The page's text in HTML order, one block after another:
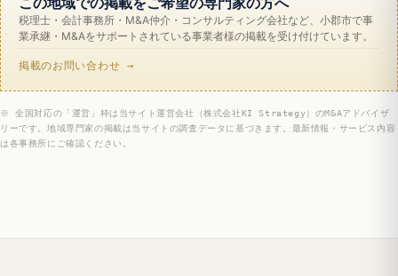
税理士・会計事務所・M&A仲介・コンサルティング会社など、小郡市で事
業承継・M&Aをサポートされている事業者様の掲載を受け付けています。
掲載のお問い合わせ →
※ 全国対応の「運営」枠は当サイト運営会社（株式会社KI Strategy）のM&Aアドバイザ
リーです。地域専門家の掲載は当サイトの調査データに基づきます。最新情報・サービス内容
は各事務所にご確認ください。